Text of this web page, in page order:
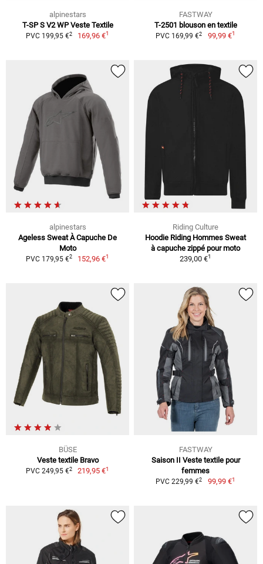
alpinestars
T-SP S V2 WP Veste Textile
PVC 199,95 €2 169,96 €1
FASTWAY
T-2501 blouson en textile
PVC 169,99 €2 99,99 €1
alpinestars
Ageless Sweat À Capuche De
Moto
PVC 179,95 €2 152,96 €1
Riding Culture
Hoodie Riding Hommes Sweat
à capuche zippé pour moto
239,00 €1
BÜSE
Veste textile Bravo
PVC 249,95 €2 219,95 €1
FASTWAY
Saison II Veste textile pour
femmes
PVC 229,99 €2 99,99 €1